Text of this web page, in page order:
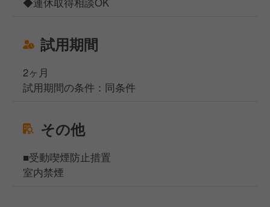
試用期間
2ヶ月
試用期間の条件：同条件
その他
■受動喫煙防止措置
室内禁煙